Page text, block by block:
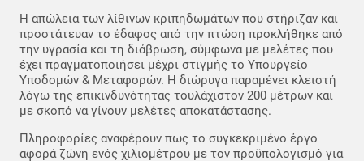
Η απώλεια των λίθινων κριπηδωμάτων που στήριζαν και
προστάτευαν το έδαφος από την πτώση προκλήθηκε από
την υγρασία και τη διάβρωση, σύμφωνα με μελέτες που
έχει πραγματοποιήσει μέχρι στιγμής το Υπουργείο
Υποδομών & Μεταφορών. Η διώρυγα παραμένει κλειστή
λόγω της επικινδυνότητας τουλάχιστον 200 μέτρων και
με σκοπό να γίνουν μελέτες αποκατάστασης.
Πληροφορίες αναφέρουν πως το συγκεκριμένο έργο
αφορά ζώνη ενός χιλιομέτρου με τον προϋπολογισμό για